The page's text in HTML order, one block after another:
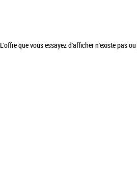
L'offre que vous essayez d'afficher n'existe pas